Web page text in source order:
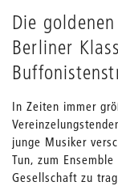
Die
Berliner
In Zeiten immer
junge Musiker
Tun, zum
Gesellschaft zu